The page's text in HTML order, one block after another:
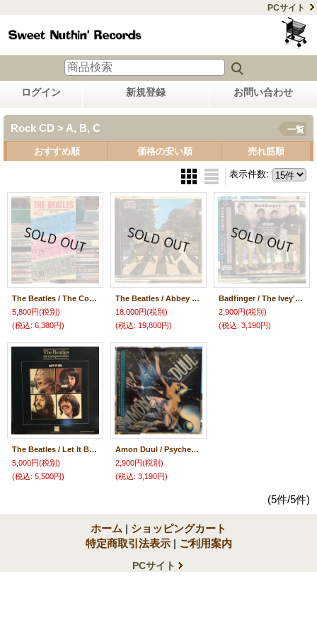
PCサイト
ログイン 新規登録 お問い合わせ
Rock CD > A, B, C 一覧
おすすめ順 価格の安い順 売れ筋順
表示件数:
The Beatles / The Complete Hollywood Bowl Concerts 1964-1965
5,800円(税別)
(税込: 6,380円)
The Beatles / Abbey Road
18,000円(税別)
(税込: 19,800円)
Badfinger / The Ivey's Anthology : Vol. 1
2,900円(税別)
(税込: 3,190円)
The Beatles / Let It Be (CD Box)
5,000円(税別)
(税込: 5,500円)
Amon Duul / Psychedelic Undergoround
2,900円(税別)
(税込: 3,190円)
(5件/5件)
ホーム | ショッピングカート
特定商取引法表示 | ご利用案内
PCサイト